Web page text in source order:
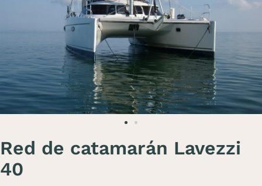
Red de catamarán Lavezzi
40